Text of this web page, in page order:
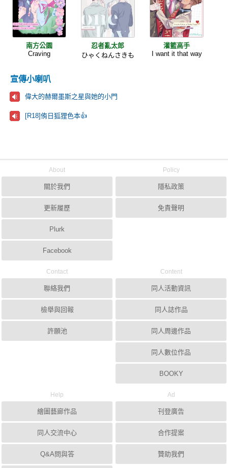
南方公園
Craving
忍者亂太郎
ひゃくねんさきも
灌籃高手
I want it that way
宣傳小喇叭
偉大的赫爾墨斯之星與她的小門
[R18]侑日狐狸色本👍
About
關於我們
更新履歷
Plurk
Facebook
Policy
隱私政策
免責聲明
Contact
聯絡我們
檢舉與回報
許願池
Content
同人活動資訊
同人誌作品
同人周邊作品
同人數位作品
BOOKY
Help
繪圖藝廊作品
同人交流中心
Q&A問與答
Ad
刊登廣告
合作提案
贊助我們